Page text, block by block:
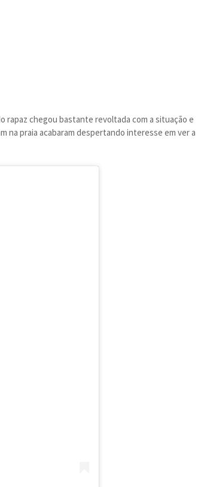
rapaz chegou bastante revoltada com a situação e
na praia acabaram despertando interesse em ver a